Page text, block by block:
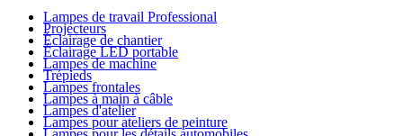
Lampes de travail Professional
Projecteurs
Éclairage de chantier
Éclairage LED portable
Lampes de machine
Trépieds
Lampes frontales
Lampes à main à câble
Lampes d'atelier
Lampes pour ateliers de peinture